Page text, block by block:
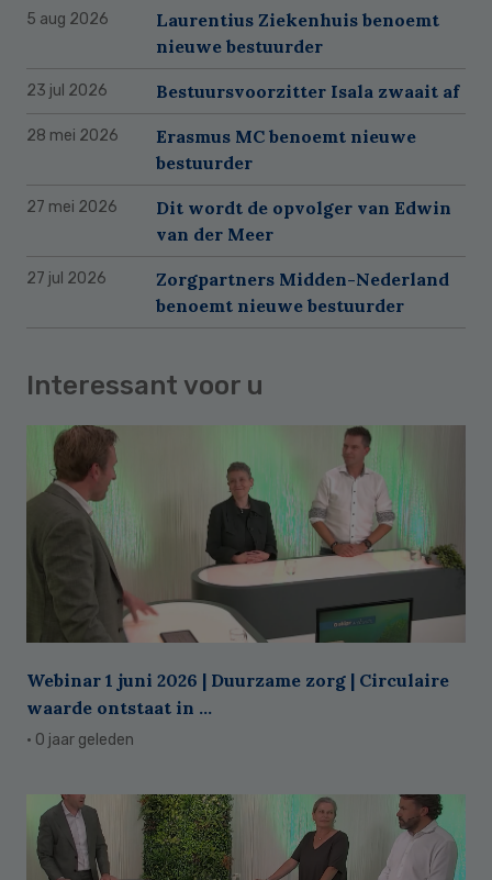
5 aug 2026
Laurentius Ziekenhuis benoemt
nieuwe bestuurder
23 jul 2026 Bestuursvoorzitter Isala zwaait af
28 mei 2026
Erasmus MC benoemt nieuwe
bestuurder
27 mei 2026
Dit wordt de opvolger van Edwin
van der Meer
27 jul 2026
Zorgpartners Midden-Nederland
benoemt nieuwe bestuurder
Interessant voor u
Webinar 1 juni 2026 | Duurzame zorg | Circulaire
waarde ontstaat in ...
· 0 jaar geleden